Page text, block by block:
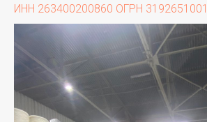
ИНН 263400200860 ОГРН